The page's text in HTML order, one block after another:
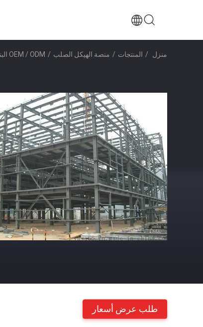
منزل / المنتجات / منصة الهيكل الصلب / OEM / ODM البناء الصلب المجلفن منصة البناء GB
طلب عرض أسعار